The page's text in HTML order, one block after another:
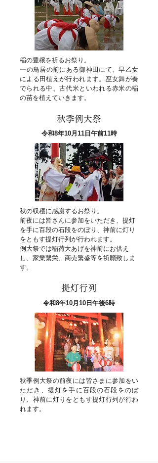
稲の豊穣を祈るお祭り。
​一の鳥居の前にある御神田にて、早乙女
による田植えが行われます。巫女舞が奏
でられる中、古代米といわれる赤米の稲
の苗を植えていきます。
秋季例大祭
令和8年10月11日午前11時
秋の収穫に感謝するお祭り。
前夜には皆さんに参加をいただき、提灯
を手に百段の石段をのぼり、神前に灯り
をともす提灯行列が行われます。
例大祭では稲荷大あげを神前にお供え
し、家業繫栄、商売繁盛等を祈願致しま
す。
提灯行列
令和8年10月10日午後6時
秋季例大祭の前夜には皆さまに参加をい
ただき、提灯を手に百段の石段をのぼ
り、神前に灯りをともす提灯行列が行わ
れます。